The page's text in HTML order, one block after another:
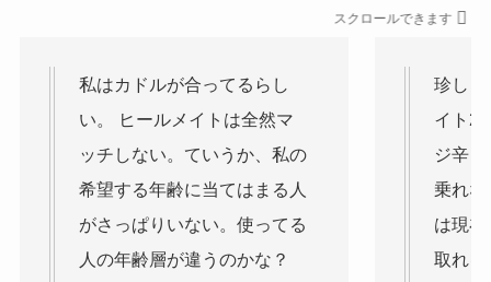
スクロールできます
私はカドルが合ってるらし
い。 ヒールメイトは全然マ
ッチしない。ていうか、私の
希望する年齢に当てはまる人
がさっぱりいない。使ってる
人の年齢層が違うのかな？
珍しく
イト2
ジ辛
乗れ
は現
取れる